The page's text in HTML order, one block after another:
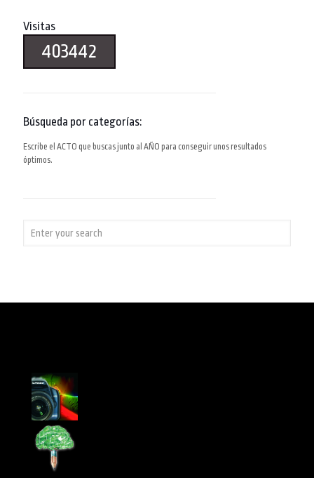
Visitas
403442
Búsqueda por categorías:
Escribe el ACTO que buscas junto al AÑO para conseguir unos resultados
óptimos.